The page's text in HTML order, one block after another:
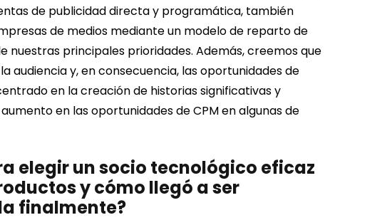
de publicidad directa y programática, también
de medios mediante un modelo de reparto de
nuestras principales prioridades. Además, creemos que
audiencia y, en consecuencia, las oportunidades de
en la creación de historias significativas y
en las oportunidades de CPM en algunas de
elegir un socio tecnológico eficaz
y cómo llegó a ser
finalmente?